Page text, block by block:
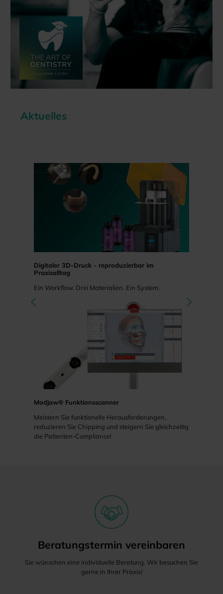
Aktuelles
Digitaler 3D-Druck - reproduzierbar im
Praxisalltag
Ein Workflow. Drei Materialien. Ein System.
Modjaw® Funktionsscanner
Meistern Sie funktionelle Herausforderungen,
reduzieren Sie Chipping und steigern Sie gleichzeitig
die Patienten-Compliance!
Beratungstermin vereinbaren
Sie wünschen eine individuelle Beratung. Wir besuchen Sie
gerne in Ihrer Praxis!